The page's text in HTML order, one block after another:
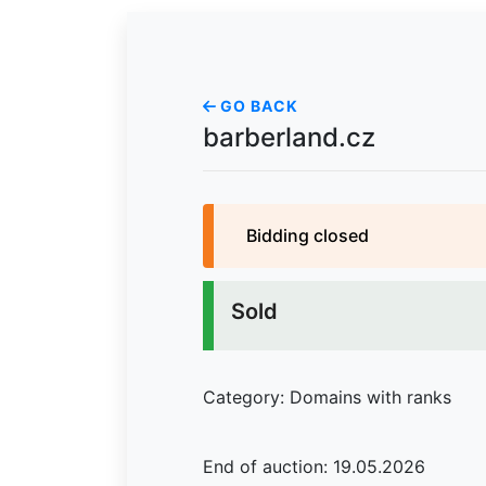
GO BACK
barberland.cz
Bidding closed
Sold
Category: Domains with ranks
End of auction: 19.05.2026